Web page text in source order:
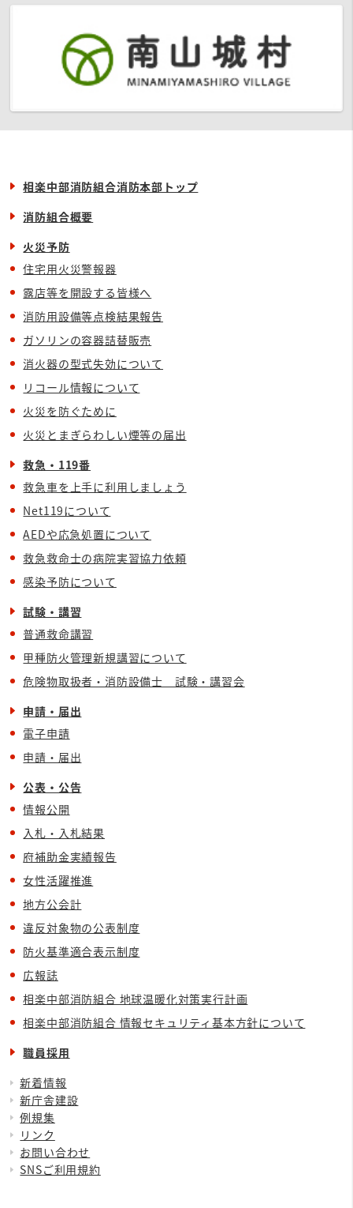
相楽中部消防組合消防本部トップ
消防組合概要
火災予防
住宅用火災警報器
露店等を開設する皆様へ
消防用設備等点検結果報告
ガソリンの容器詰替販売
消火器の型式失効について
リコール情報について
火災を防ぐために
火災とまぎらわしい煙等の届出
救急・119番
救急車を上手に利用しましょう
Net119について
AEDや応急処置について
救急救命士の病院実習協力依頼
感染予防について
試験・講習
普通救命講習
甲種防火管理新規講習について
危険物取扱者・消防設備士 試験・講習会
申請・届出
電子申請
申請・届出
公表・公告
情報公開
入札・入札結果
府補助金実績報告
女性活躍推進
地方公会計
違反対象物の公表制度
防火基準適合表示制度
広報誌
相楽中部消防組合 地球温暖化対策実行計画
相楽中部消防組合 情報セキュリティ基本方針について
職員採用
新着情報
新庁舎建設
例規集
リンク
お問い合わせ
SNSご利用規約